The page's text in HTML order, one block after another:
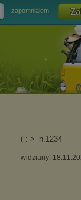
zapomniałem
( : >_h.1234
widziany: